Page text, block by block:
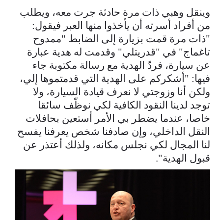
وينقل وهبي ذات مرة حادثة جرت معه، ويطلب
من أفراد أسرته أن يأخذوا منها العبر فيقول:
"ذات مرة قمت بزيارة إلى الضابط "ممدوح
تاغماج" في "قدريتلي" وقدمت له هدية عبارة
عن سيارة، فردّ الهدية مع رسالة مكتوبة جاء
فيها: "أشكركم على الهدية التي قدمتموها إلي،
ولكن أنا وزوجتي لا نعرف قيادة السيارة، ولا
توجد لدينا النقود الكافية لكي نوظّف سائقا
خاصا، عندما يضطر بي الأمر أستعين بحافلات
النقل الداخلي، وإن صادفنا شخص يعرفنا يفسح
لنا المجال لكي نجلس مكانه، ولذلك أعتذر عن
قبول الهدية".